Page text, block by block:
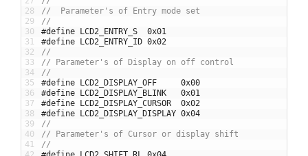
28
29
30
31
32
33
34
35
36
37
38
39
40
41
//  Parameter's of Entry mode set
//
#define LCD2_ENTRY_S  0x01
#define LCD2_ENTRY_ID 0x02
//
// Parameter's of Display on off control
//
#define LCD2_DISPLAY_OFF     0x00
#define LCD2_DISPLAY_BLINK   0x01
#define LCD2_DISPLAY_CURSOR  0x02
#define LCD2_DISPLAY_DISPLAY 0x04
//
// Parameter's of Cursor or display shift
//